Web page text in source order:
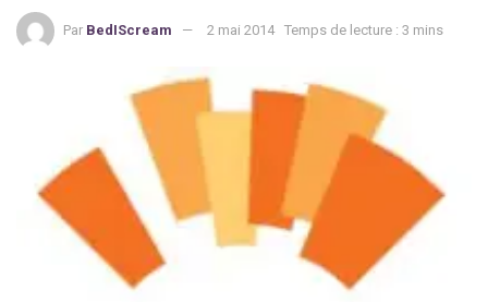
Par BedIScream 2 mai 2014 Temps de lecture : 3 mins